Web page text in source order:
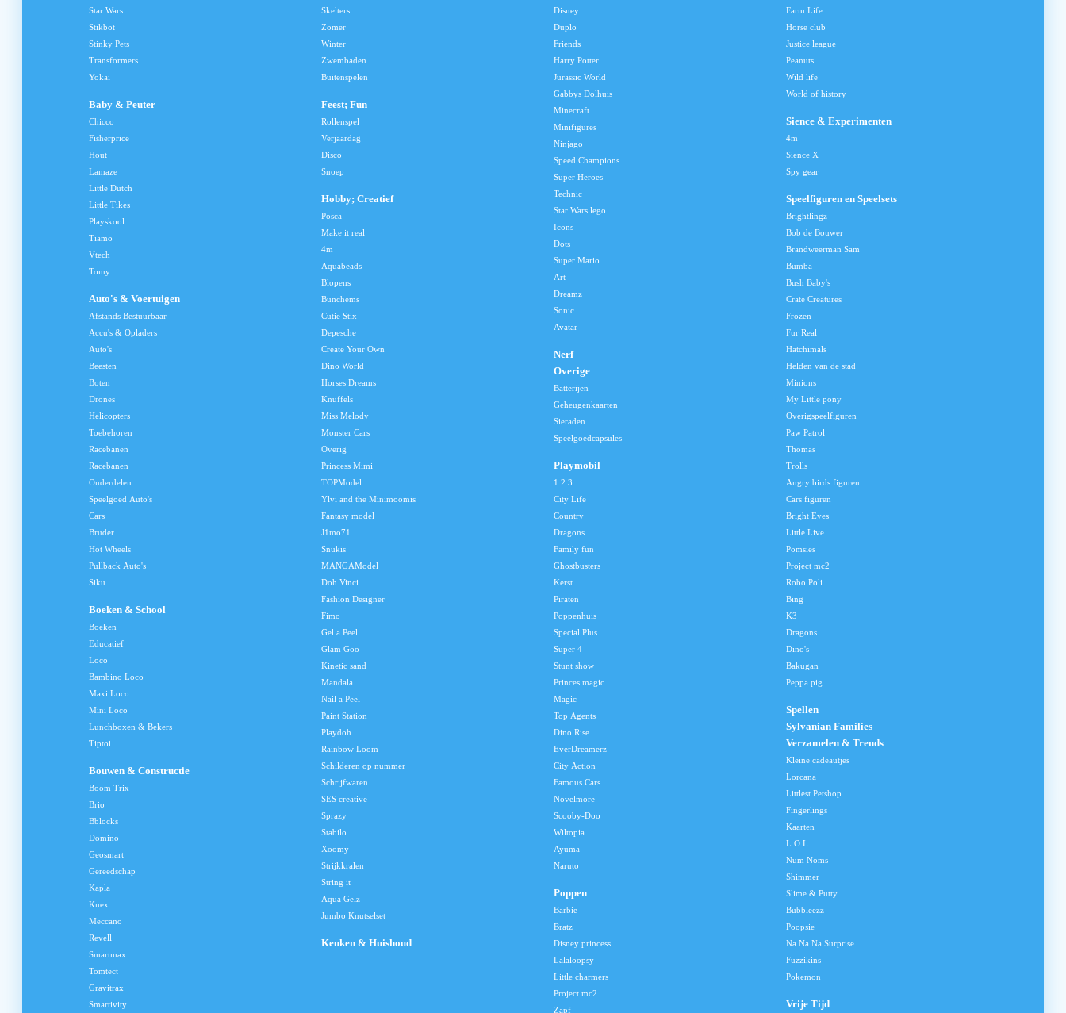
Star Wars
Stikbot
Stinky Pets
Transformers
Yokai
Baby & Peuter
Chicco
Fisherprice
Hout
Lamaze
Little Dutch
Little Tikes
Playskool
Tiamo
Vtech
Tomy
Auto's & Voertuigen
Afstands Bestuurbaar
Accu's & Opladers
Auto's
Beesten
Boten
Drones
Helicopters
Toebehoren
Racebanen
Racebanen
Onderdelen
Speelgoed Auto's
Cars
Bruder
Hot Wheels
Pullback Auto's
Siku
Boeken & School
Boeken
Educatief
Loco
Bambino Loco
Maxi Loco
Mini Loco
Lunchboxen & Bekers
Tiptoi
Bouwen & Constructie
Boom Trix
Brio
Bblocks
Domino
Geosmart
Gereedschap
Kapla
Knex
Meccano
Revell
Smartmax
Tomtect
Gravitrax
Smartivity
Skelters
Zomer
Winter
Zwembaden
Buitenspelen
Feest; Fun
Rollenspel
Verjaardag
Disco
Snoep
Hobby; Creatief
Posca
Make it real
4m
Aquabeads
Blopens
Bunchems
Cutie Stix
Depesche
Create Your Own
Dino World
Horses Dreams
Knuffels
Miss Melody
Monster Cars
Overig
Princess Mimi
TOPModel
Ylvi and the Minimoomis
Fantasy model
J1mo71
Snukis
MANGAModel
Doh Vinci
Fashion Designer
Fimo
Gel a Peel
Glam Goo
Kinetic sand
Mandala
Nail a Peel
Paint Station
Playdoh
Rainbow Loom
Schilderen op nummer
Schrijfwaren
SES creative
Sprazy
Stabilo
Xoomy
Strijkkralen
String it
Aqua Gelz
Jumbo Knutselset
Keuken & Huishoud
Disney
Duplo
Friends
Harry Potter
Jurassic World
Gabbys Dolhuis
Minecraft
Minifigures
Ninjago
Speed Champions
Super Heroes
Technic
Star Wars lego
Icons
Dots
Super Mario
Art
Dreamz
Sonic
Avatar
Nerf
Overige
Batterijen
Geheugenkaarten
Sieraden
Speelgoedcapsules
Playmobil
1.2.3.
City Life
Country
Dragons
Family fun
Ghostbusters
Kerst
Piraten
Poppenhuis
Special Plus
Super 4
Stunt show
Princes magic
Magic
Top Agents
Dino Rise
EverDreamerz
City Action
Famous Cars
Novelmore
Scooby-Doo
Wiltopia
Ayuma
Naruto
Poppen
Barbie
Bratz
Disney princess
Lalaloopsy
Little charmers
Project mc2
Zapf
Farm Life
Horse club
Justice league
Peanuts
Wild life
World of history
Sience & Experimenten
4m
Sience X
Spy gear
Speelfiguren en Speelsets
Brightlingz
Bob de Bouwer
Brandweerman Sam
Bumba
Bush Baby's
Crate Creatures
Frozen
Fur Real
Hatchimals
Helden van de stad
Minions
My Little pony
Overigspeelfiguren
Paw Patrol
Thomas
Trolls
Angry birds figuren
Cars figuren
Bright Eyes
Little Live
Pomsies
Project mc2
Robo Poli
Bing
K3
Dragons
Dino's
Bakugan
Peppa pig
Spellen
Sylvanian Families
Verzamelen & Trends
Kleine cadeautjes
Lorcana
Littlest Petshop
Fingerlings
Kaarten
L.O.L.
Num Noms
Shimmer
Slime & Putty
Bubbleezz
Poopsie
Na Na Na Surprise
Fuzzikins
Pokemon
Vrije Tijd